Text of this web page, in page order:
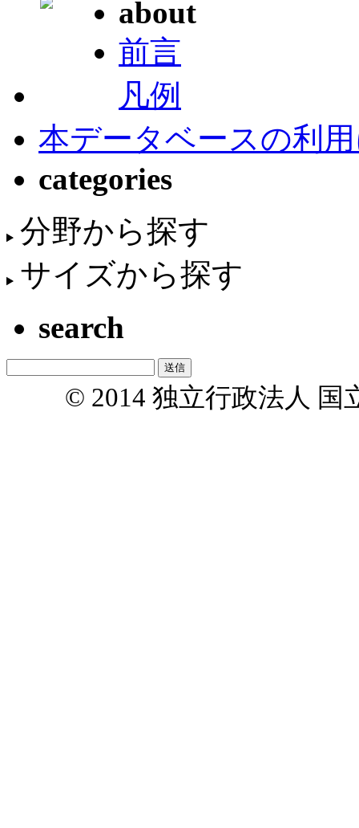
about
前言
凡例
本データベースの利
categories
分野から探す
サイズから探す
search
© 2014 独立行政法人 国